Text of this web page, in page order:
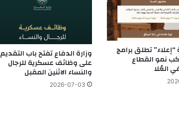
“إعلاء” تطلق برامج
نمو القطاع
العُلا
وزارة الدفاع تفتح باب التقديم
على وظائف عسكرية للرجال
والنساء الاثنين المقبل
2026-07-03